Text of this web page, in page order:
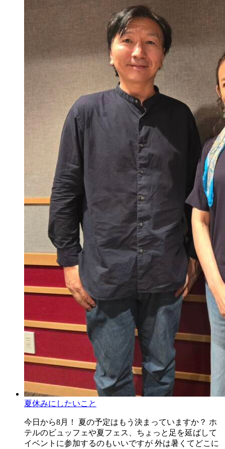
夏休みにしたいこと
今日から8月！ 夏の予定はもう決まっていますか？ ホ
テルのビュッフェや夏フェス、ちょっと足を延ばして
イベントに参加するのもいいですが 外は暑くてどこに